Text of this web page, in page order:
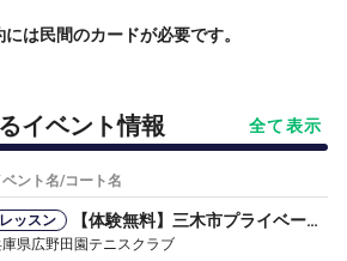
には民間のカードが必要です。
イベント情報 全て表示
ベント名/コート名
レッスン 【体験無料】三木市プライベートレッスン
県広野田園テニスクラブ